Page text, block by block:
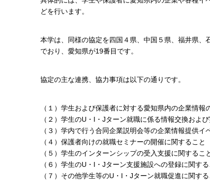
どを行います。
本学は、同様の協定を四国４県、中国５県、福井県
でおり、愛知県が19番目です。
協定の主な連携、協力事項は以下の通りです。
（１）学生および保護者に対する愛知県内の企業情
（２）学生のU・I・Jターン就職に係る情報交換およ
（３）学内で行う合同企業説明会等の企業情報提供イ
（４）保護者向けの就職セミナーの開催に関すること
（５）学生のインターンシップの受入支援に関するこ
（６）学生のU・I・Jターン支援施設への登録に関する
（７）その他学生等のU・I・Jターン就職促進に関する